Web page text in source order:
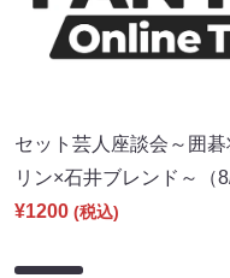
セット芸人座談会～囲
リン×石井ブレンド～（
¥1200 (税込)